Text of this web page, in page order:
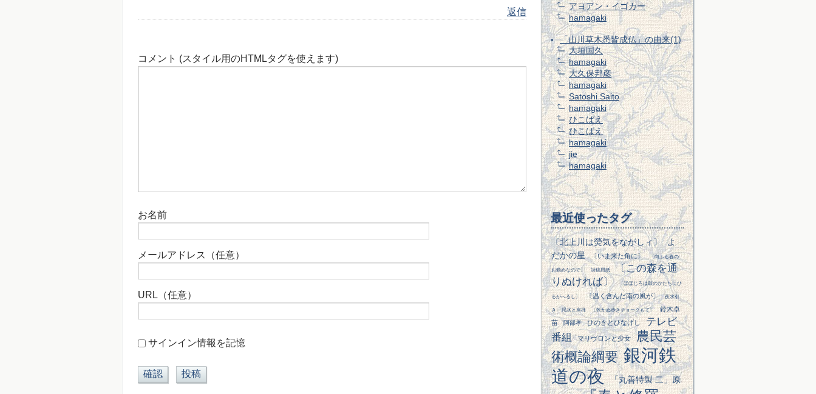
返信
コメント (スタイル用のHTMLタグを使えます)
お名前
メールアドレス（任意）
URL（任意）
サインイン情報を記憶
アヨアン・イゴカー
hamagaki
「山川草木悉皆成仏」の由来(1)
大垣国久
hamagaki
大久保邦彦
hamagaki
Satoshi Saito
hamagaki
ひこばえ
ひこばえ
hamagaki
jie
hamagaki
最近使ったタグ
〔北上川は熒気をながしィ〕 よ
だかの星
〔いま来た角に〕 〔向ふも春の
お勤めなので〕 詩稿用紙
〔この森を通
りぬければ〕
〔ほほじろは鼓のかたちにひ
るがへるし〕 〔温く含んだ南の風が〕 夜水引
き 渇水と座禅 〔乾かぬ赤きチョークもて〕
鈴木卓
苗
阿部孝 ひのきとひなげし
テレビ
番組
マリヴロンと少女
農民芸
術概論綱要 銀河鉄
道の夜
「丸善特製 二」原